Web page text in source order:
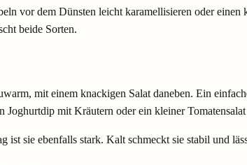
vor dem Dünsten leicht karamellisieren oder
beide Sorten.
mit einem knackigen Salat daneben. Ein
Joghurtdip mit Kräutern oder ein kleiner
ist sie ebenfalls stark. Kalt schmeckt sie stabil und